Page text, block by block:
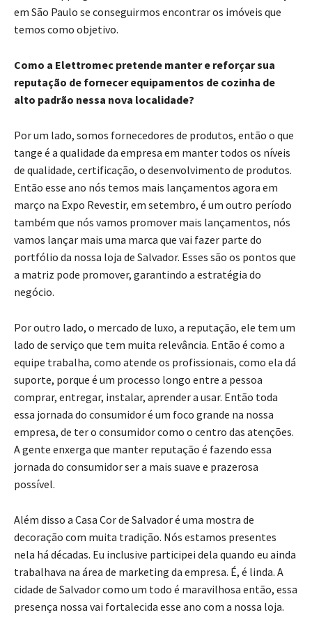
em São Paulo se conseguirmos encontrar os imóveis que
temos como objetivo.
Como a Elettromec pretende manter e reforçar sua
reputação de fornecer equipamentos de cozinha de
alto padrão nessa nova localidade?
Por um lado, somos fornecedores de produtos, então o que
tange é a qualidade da empresa em manter todos os níveis
de qualidade, certificação, o desenvolvimento de produtos.
Então esse ano nós temos mais lançamentos agora em
março na Expo Revestir, em setembro, é um outro período
também que nós vamos promover mais lançamentos, nós
vamos lançar mais uma marca que vai fazer parte do
portfólio da nossa loja de Salvador. Esses são os pontos que
a matriz pode promover, garantindo a estratégia do
negócio.
Por outro lado, o mercado de luxo, a reputação, ele tem um
lado de serviço que tem muita relevância. Então é como a
equipe trabalha, como atende os profissionais, como ela dá
suporte, porque é um processo longo entre a pessoa
comprar, entregar, instalar, aprender a usar. Então toda
essa jornada do consumidor é um foco grande na nossa
empresa, de ter o consumidor como o centro das atenções.
A gente enxerga que manter reputação é fazendo essa
jornada do consumidor ser a mais suave e prazerosa
possível.
Além disso a Casa Cor de Salvador é uma mostra de
decoração com muita tradição. Nós estamos presentes
nela há décadas. Eu inclusive participei dela quando eu ainda
trabalhava na área de marketing da empresa. É, é linda. A
cidade de Salvador como um todo é maravilhosa então, essa
presença nossa vai fortalecida esse ano com a nossa loja.